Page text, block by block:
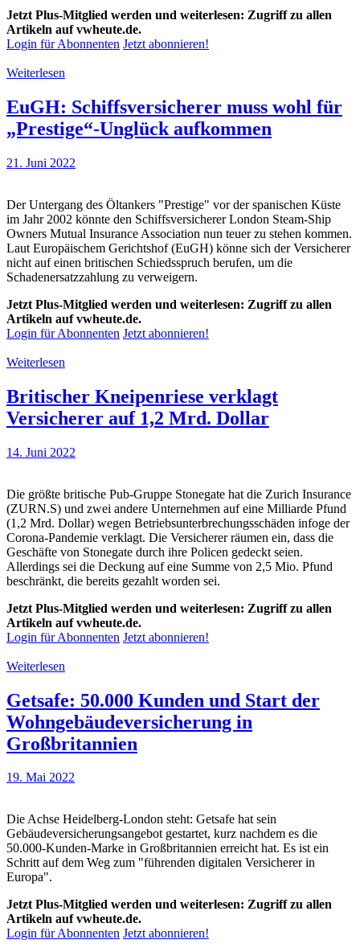
Jetzt Plus-Mitglied werden und weiterlesen: Zugriff zu allen
Artikeln auf vwheute.de.
Login für Abonnenten Jetzt abonnieren!
Weiterlesen
EuGH: Schiffsversicherer muss wohl für
„Prestige“-Unglück aufkommen
21. Juni 2022
Der Untergang des Öltankers "Prestige" vor der spanischen Küste
im Jahr 2002 könnte den Schiffsversicherer London Steam-Ship
Owners Mutual Insurance Association nun teuer zu stehen kommen.
Laut Europäischem Gerichtshof (EuGH) könne sich der Versicherer
nicht auf einen britischen Schiedsspruch berufen, um die
Schadenersatzzahlung zu verweigern.
Jetzt Plus-Mitglied werden und weiterlesen: Zugriff zu allen
Artikeln auf vwheute.de.
Login für Abonnenten Jetzt abonnieren!
Weiterlesen
Britischer Kneipenriese verklagt
Versicherer auf 1,2 Mrd. Dollar
14. Juni 2022
Die größte britische Pub-Gruppe Stonegate hat die Zurich Insurance
(ZURN.S) und zwei andere Unternehmen auf eine Milliarde Pfund
(1,2 Mrd. Dollar) wegen Betriebsunterbrechungsschäden infoge der
Corona-Pandemie verklagt. Die Versicherer räumen ein, dass die
Geschäfte von Stonegate durch ihre Policen gedeckt seien.
Allerdings sei die Deckung auf eine Summe von 2,5 Mio. Pfund
beschränkt, die bereits gezahlt worden sei.
Jetzt Plus-Mitglied werden und weiterlesen: Zugriff zu allen
Artikeln auf vwheute.de.
Login für Abonnenten Jetzt abonnieren!
Weiterlesen
Getsafe: 50.000 Kunden und Start der
Wohngebäudeversicherung in
Großbritannien
19. Mai 2022
Die Achse Heidelberg-London steht: Getsafe hat sein
Gebäudeversicherungsangebot gestartet, kurz nachdem es die
50.000-Kunden-Marke in Großbritannien erreicht hat. Es ist ein
Schritt auf dem Weg zum "führenden digitalen Versicherer in
Europa".
Jetzt Plus-Mitglied werden und weiterlesen: Zugriff zu allen
Artikeln auf vwheute.de.
Login für Abonnenten Jetzt abonnieren!